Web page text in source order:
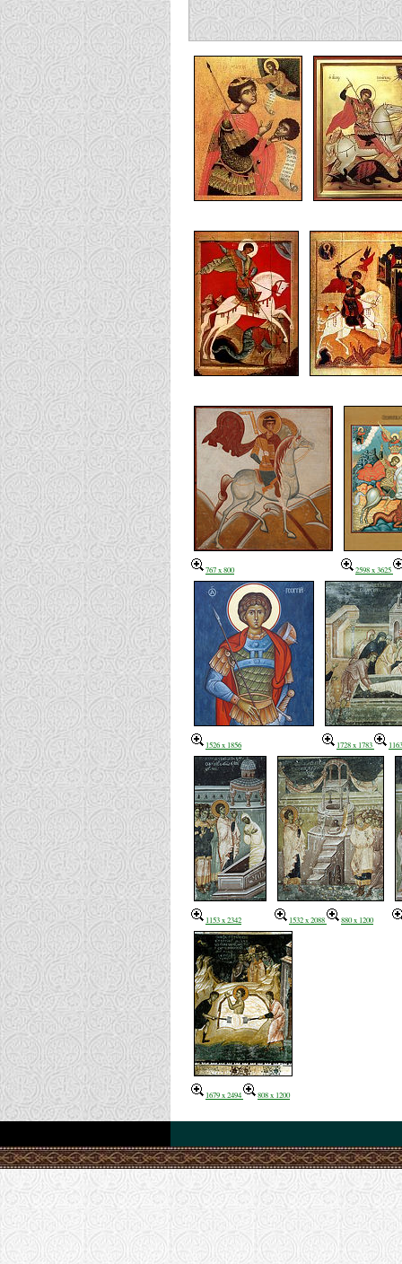
767 x 800 2598 x 3625
1526 x 1856 1728 x 1783
1153 x 2342 1532 x 2088 880 x 1200
1679 x 2494 808 x 1200